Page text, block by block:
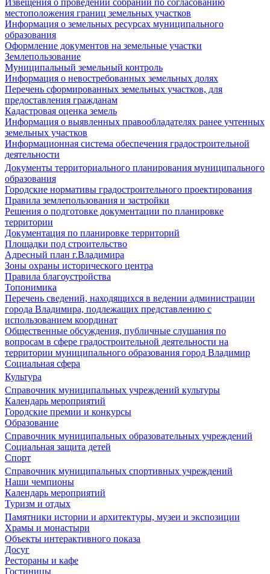
Извещения о проведении собраний по согласованию
местоположения границ земельных участков
Информация о земельных ресурсах муниципального
образования
Оформление документов на земельные участки
Землепользование
Муниципальный земельный контроль
Информация о невостребованных земельных долях
Перечень сформированных земельных участков, для
предоставления гражданам
Кадастровая оценка земель
Информация о выявленных правообладателях ранее учтенных
земельных участков
Информационная система обеспечения градостроительной
деятельности
Документы территориального планирования муниципального
образования
Городские нормативы градостроительного проектирования
Правила землепользования и застройки
Решения о подготовке документации по планировке
территории
Документация по планировке территорий
Площадки под строительство
Адресный план г.Владимира
Зоны охраны исторического центра
Правила благоустройства
Топонимика
Перечень сведений, находящихся в ведении администрации
города Владимира, подлежащих представлению с
использованием координат
Общественные обсуждения, публичные слушания по
вопросам в сфере градостроительной деятельности на
территории муниципального образования город Владимир
Социальная сфера
Культура
Справочник муниципальных учреждений культуры
Календарь мероприятий
Городские премии и конкурсы
Образование
Справочник муниципальных образовательных учреждений
Социальная защита детей
Спорт
Справочник муниципальных спортивных учреждений
Наши чемпионы
Календарь мероприятий
Туризм и отдых
Памятники истории и архитектуры, музеи и экспозиции
Храмы и монастыри
Объекты интерактивного показа
Досуг
Рестораны и кафе
Гостиницы